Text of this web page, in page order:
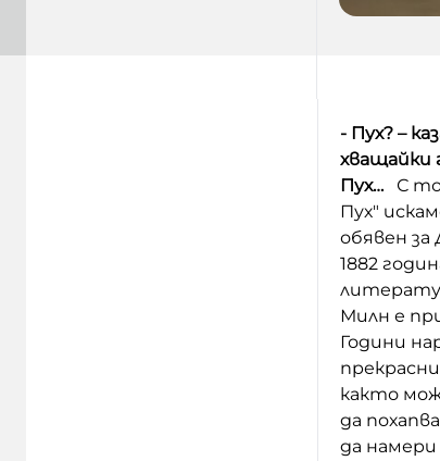
- Пух? –
хващайки
Пух… С
Пух"
обявен за
1882
Милн е
Години
както
да
да